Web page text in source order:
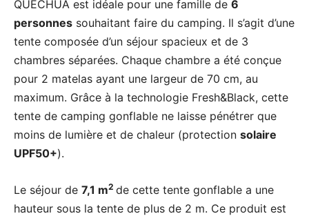
QUECHUA est idéale pour une famille de 6
personnes souhaitant faire du camping. Il s’agit d’une
tente composée d’un séjour spacieux et de 3
chambres séparées. Chaque chambre a été conçue
pour 2 matelas ayant une largeur de 70 cm, au
maximum. Grâce à la technologie Fresh&Black, cette
tente de camping gonflable ne laisse pénétrer que
moins de lumière et de chaleur (protection solaire
UPF50+).
Le séjour de 7,1 m2 de cette tente gonflable a une
hauteur sous la tente de plus de 2 m. Ce produit est